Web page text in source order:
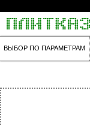
ВЫБОР ПО ПАРАМЕТРАМ